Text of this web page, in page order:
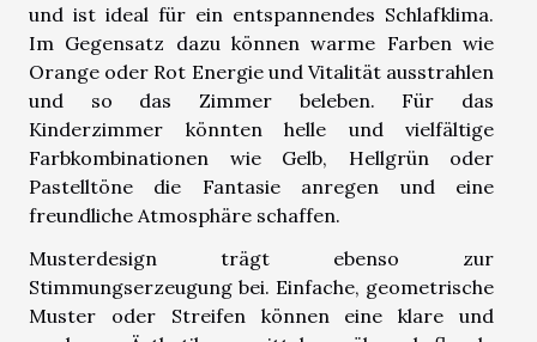
und ist ideal für ein entspannendes Schlafklima.
Im Gegensatz dazu können warme Farben wie
Orange oder Rot Energie und Vitalität ausstrahlen
und so das Zimmer beleben. Für das
Kinderzimmer könnten helle und vielfältige
Farbkombinationen wie Gelb, Hellgrün oder
Pastelltöne die Fantasie anregen und eine
freundliche Atmosphäre schaffen.
Musterdesign trägt ebenso zur
Stimmungserzeugung bei. Einfache, geometrische
Muster oder Streifen können eine klare und